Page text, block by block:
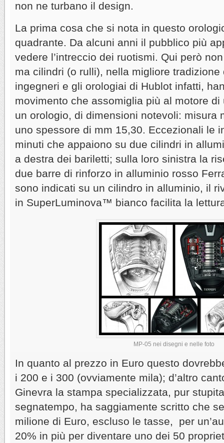
non ne turbano il design.
La prima cosa che si nota in questo
quadrante. Da alcuni anni il pubblico più
vedere l’intreccio dei ruotismi. Qui però
ma cilindri (o rulli), nella migliore
ingegneri e gli orologiai di Hublot infatti,
movimento che assomiglia più al motore di
un orologio, di dimensioni notevoli: misura
uno spessore di mm 15,30. Eccezionali le
minuti che appaiono su due cilindri in
a destra dei bariletti; sulla loro sinistra la
due barre di rinforzo in alluminio rosso
sono indicati su un cilindro in alluminio, il
in SuperLuminova™ bianco facilita la
MP-05 nei disegni e nelle foto
In quanto al prezzo in Euro questo
i 200 e i 300 (ovviamente mila); d’altro
Ginevra la stampa specializzata, pur
segnatempo, ha saggiamente scritto che
milione di Euro, escluso le tasse, per
20% in più per diventare uno dei 50